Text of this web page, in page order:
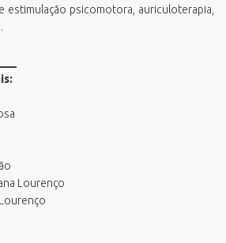
estimulação psicomotora, auriculoterapia,
Lourenço